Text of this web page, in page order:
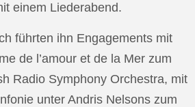
einem Liederabend.
führten ihn Engagements mit
de l’amour et de la Mer zum
Radio Symphony Orchestra, mit
unter Andris Nelsons zum